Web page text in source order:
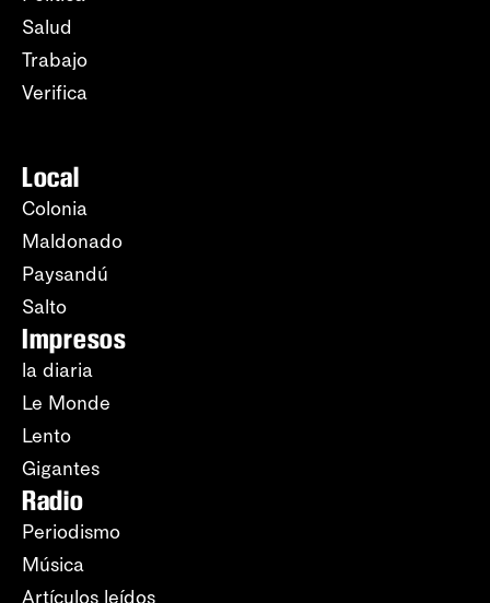
Salud
Trabajo
Verifica
Local
Colonia
Maldonado
Paysandú
Salto
Impresos
la diaria
Le Monde
Lento
Gigantes
Radio
Periodismo
Música
Artículos leídos